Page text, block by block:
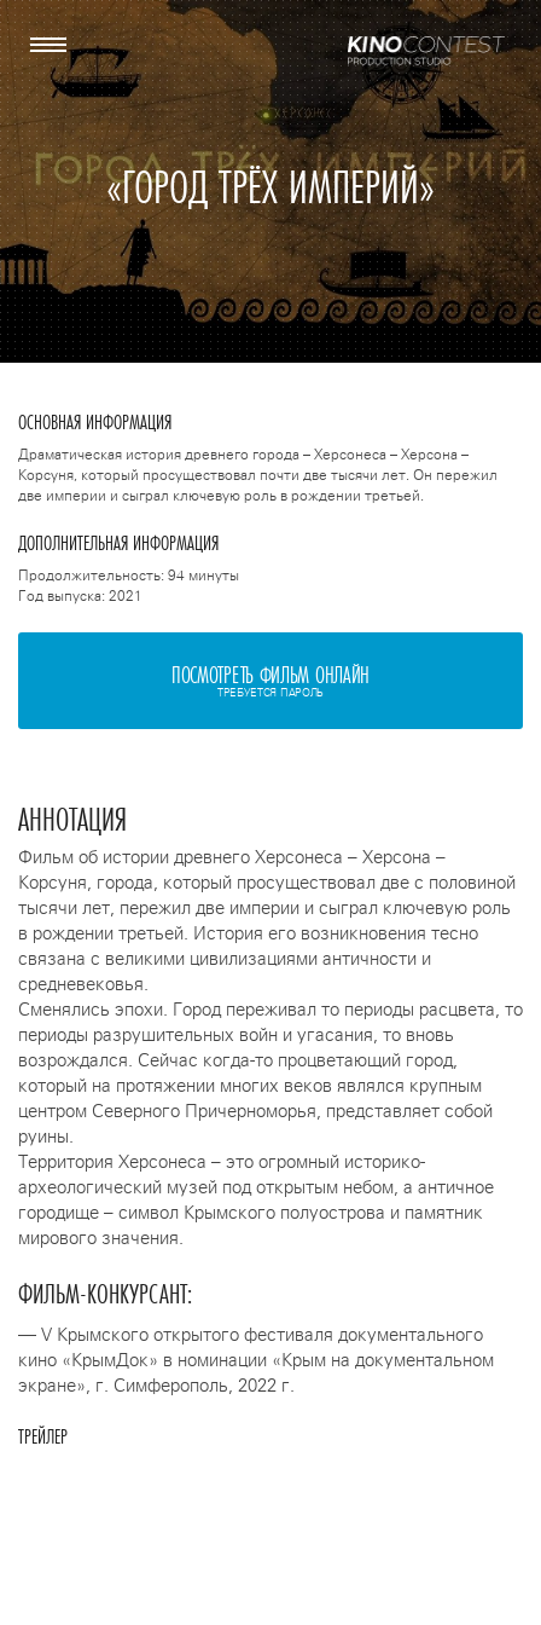
«ГОРОД ТРЁХ ИМПЕРИЙ»
ОСНОВНАЯ ИНФОРМАЦИЯ
Драматическая история древнего города – Херсонеса – Херсона –
Корсуня, который просуществовал почти две тысячи лет. Он пережил
две империи и сыграл ключевую роль в рождении третьей.
ДОПОЛНИТЕЛЬНАЯ ИНФОРМАЦИЯ
Продолжительность: 94 минуты
Год выпуска: 2021
ПОСМОТРЕТЬ ФИЛЬМ ОНЛАЙН
ТРЕБУЕТСЯ ПАРОЛЬ
АННОТАЦИЯ
Фильм об истории древнего Херсонеса – Херсона –
Корсуня, города, который просуществовал две с половиной
тысячи лет, пережил две империи и сыграл ключевую роль
в рождении третьей. История его возникновения тесно
связана с великими цивилизациями античности и
средневековья.
Сменялись эпохи. Город переживал то периоды расцвета, то
периоды разрушительных войн и угасания, то вновь
возрождался. Сейчас когда-то процветающий город,
который на протяжении многих веков являлся крупным
центром Северного Причерноморья, представляет собой
руины.
Территория Херсонеса – это огромный историко-
археологический музей под открытым небом, а античное
городище – символ Крымского полуострова и памятник
мирового значения.
ФИЛЬМ-КОНКУРСАНТ:
— V Крымского открытого фестиваля документального
кино «КрымДок» в номинации «Крым на документальном
экране», г. Симферополь, 2022 г.
ТРЕЙЛЕР